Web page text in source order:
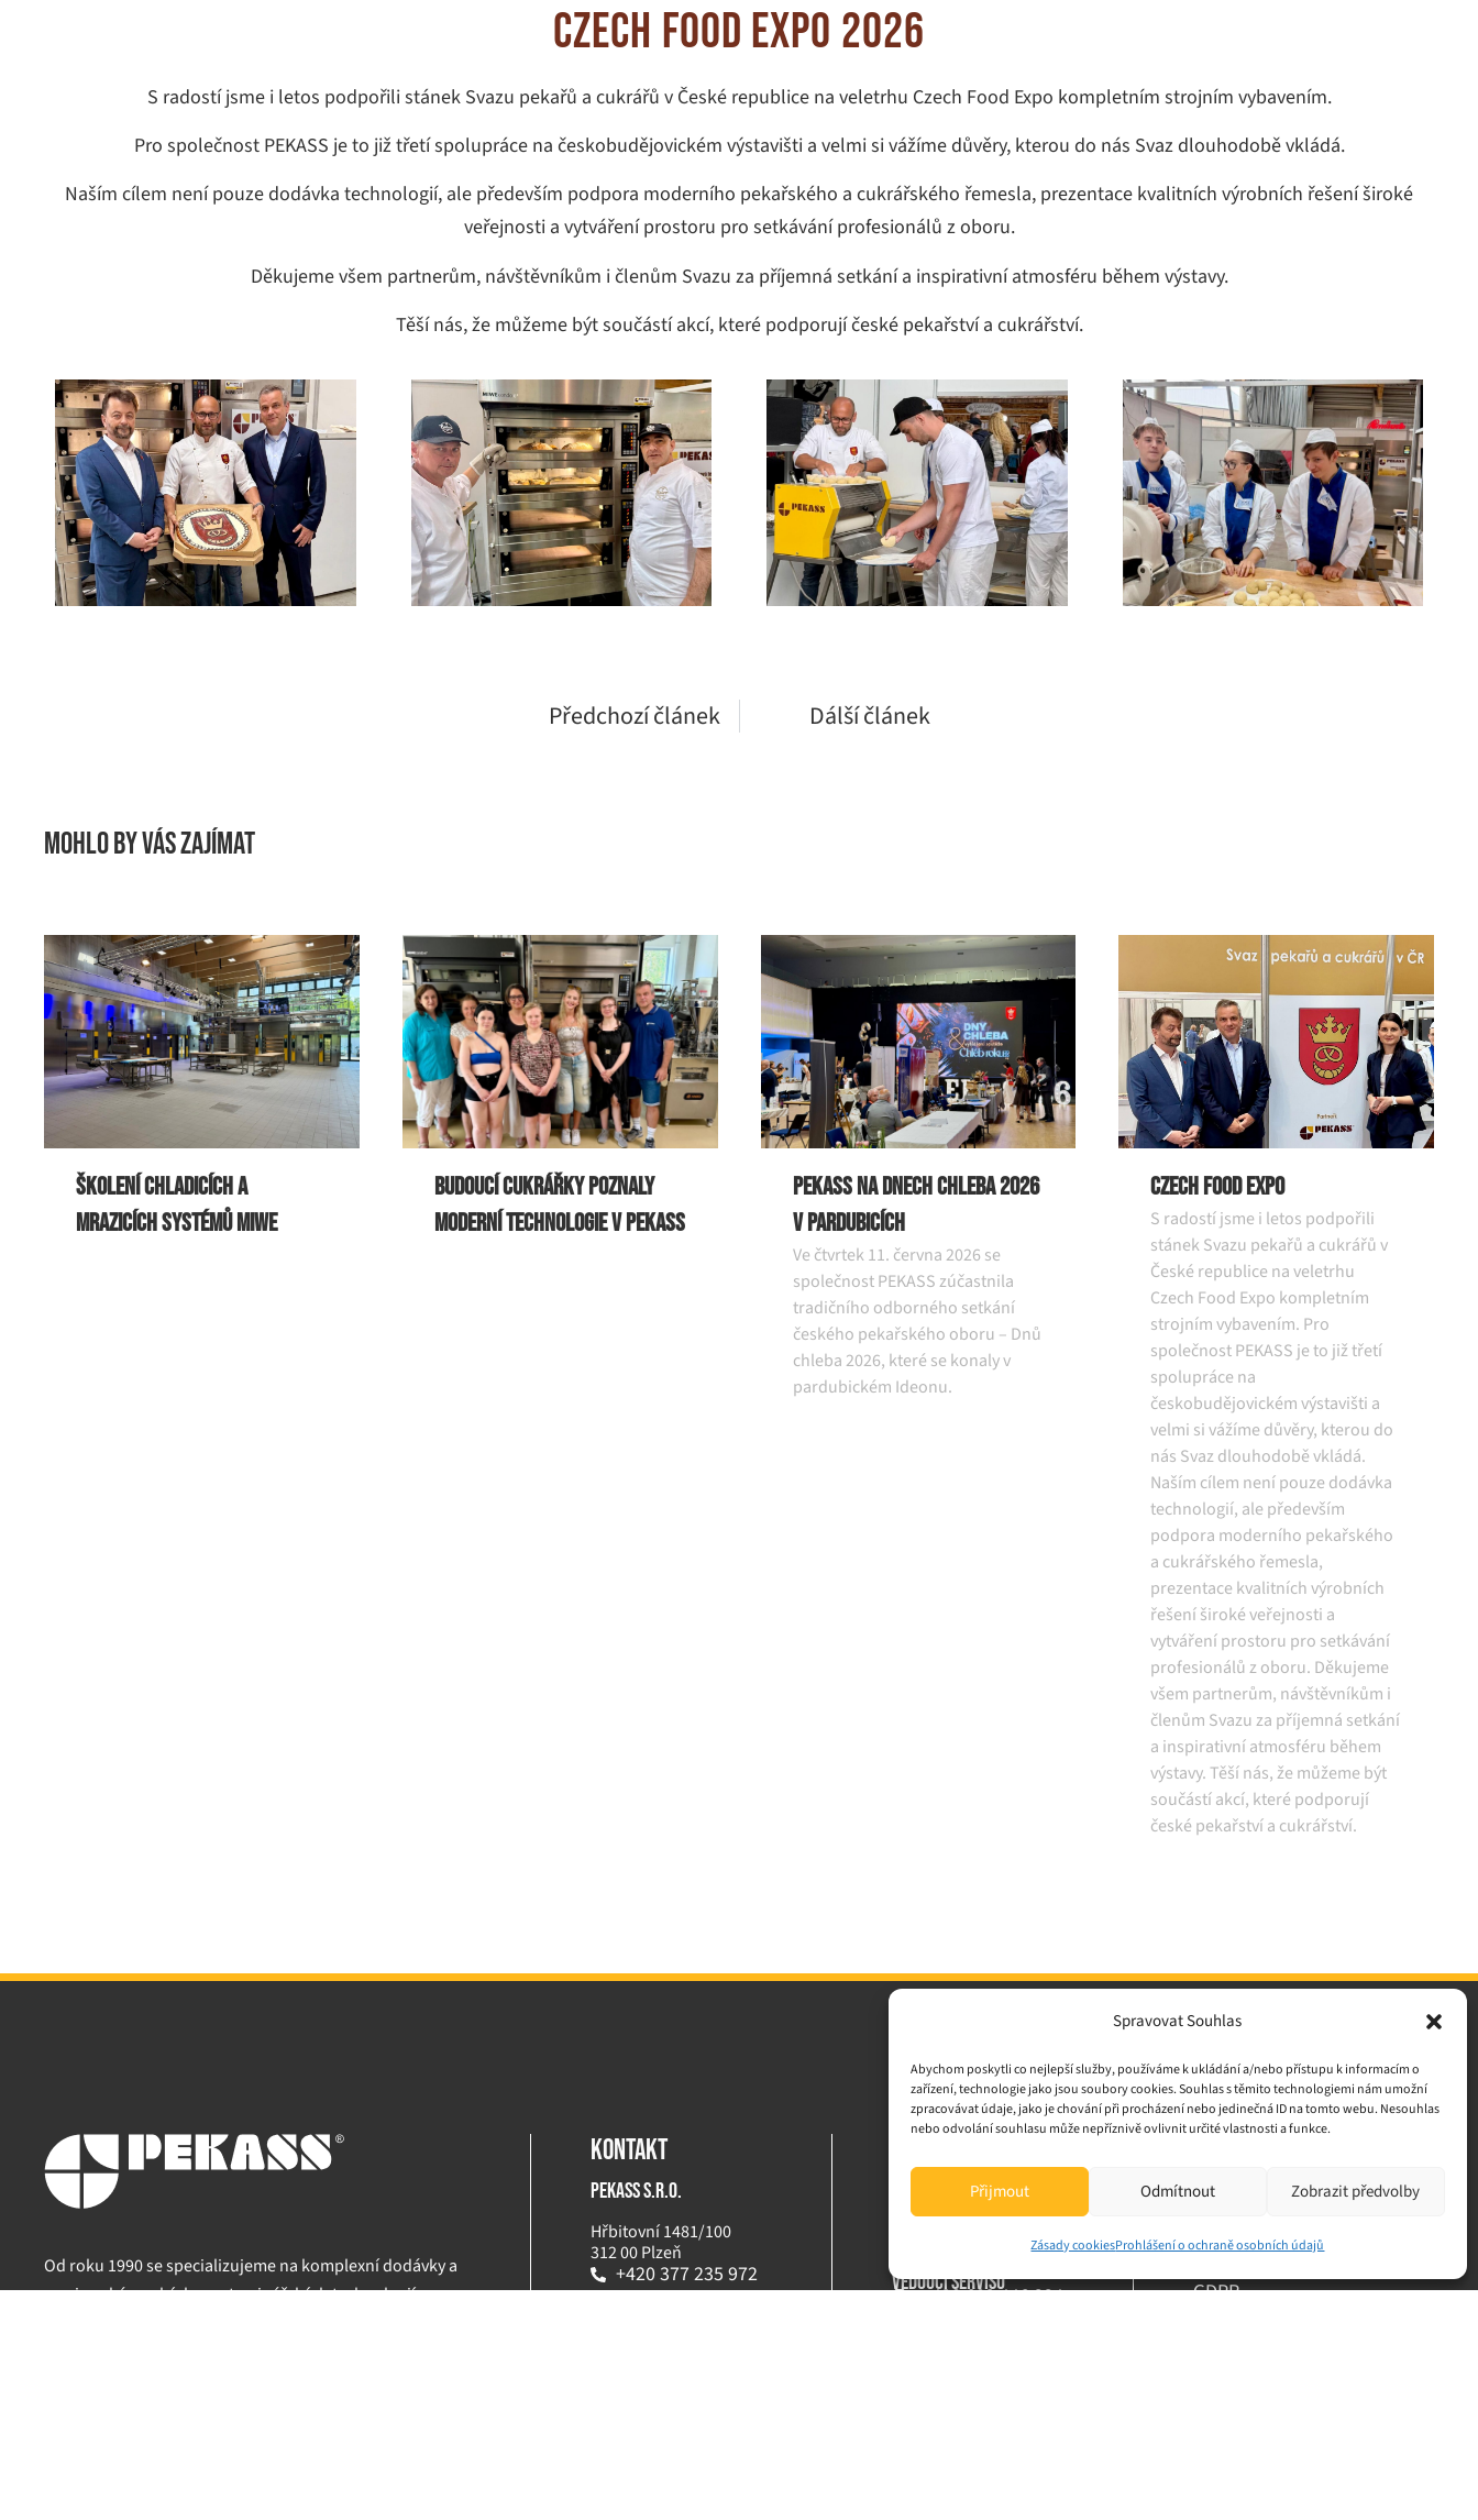
Spravovat Souhlas
Abychom poskytli co nejlepší služby, používáme k ukládání a/nebo přístupu k informacím o
zařízení, technologie jako jsou soubory cookies. Souhlas s těmito technologiemi nám umožní
zpracovávat údaje, jako je chování při procházení nebo jedinečná ID na tomto webu. Nesouhlas
nebo odvolání souhlasu může nepříznivě ovlivnit určité vlastnosti a funkce.
Přijmout Odmítnout Zobrazit předvolby
Zásady cookiesProhlášení o ochraně osobních údajů
CZECH FOOD EXPO 2026
S radostí jsme i letos podpořili stánek Svazu pekařů a cukrářů v České republice na veletrhu Czech Food Expo kompletním strojním vybavením.
Pro společnost PEKASS je to již třetí spolupráce na českobudějovickém výstavišti a velmi si vážíme důvěry, kterou do nás Svaz dlouhodobě vkládá.
Naším cílem není pouze dodávka technologií, ale především podpora moderního pekařského a cukrářského řemesla, prezentace kvalitních výrobních řešení široké
veřejnosti a vytváření prostoru pro setkávání profesionálů z oboru.
Děkujeme všem partnerům, návštěvníkům i členům Svazu za příjemná setkání a inspirativní atmosféru během výstavy.
Těší nás, že můžeme být součástí akcí, které podporují české pekařství a cukrářství.
Předchozí článek Dálší článek
Mohlo by Vás zajímat
Školení chladicích a
mrazicích systémů MIWE
Budoucí cukrářky poznaly
moderní technologie v PEKASS
PEKASS na Dnech chleba 2026
v Pardubicích
Ve čtvrtek 11. června 2026 se
společnost PEKASS zúčastnila
tradičního odborného setkání
českého pekařského oboru – Dnů
chleba 2026, které se konaly v
pardubickém Ideonu.
Czech Food Expo
S radostí jsme i letos podpořili
stánek Svazu pekařů a cukrářů v
České republice na veletrhu
Czech Food Expo kompletním
strojním vybavením. Pro
společnost PEKASS je to již třetí
spolupráce na
českobudějovickém výstavišti a
velmi si vážíme důvěry, kterou do
nás Svaz dlouhodobě vkládá.
Naším cílem není pouze dodávka
technologií, ale především
podpora moderního pekařského
a cukrářského řemesla,
prezentace kvalitních výrobních
řešení široké veřejnosti a
vytváření prostoru pro setkávání
profesionálů z oboru. Děkujeme
všem partnerům, návštěvníkům i
členům Svazu za příjemná setkání
a inspirativní atmosféru během
výstavy. Těší nás, že můžeme být
součástí akcí, které podporují
české pekařství a cukrářství.
Od roku 1990 se specializujeme na komplexní dodávky a
servis pekárenských a potravinářských technologií.
Kontakt
PEKASS s.r.o.
Hřbitovní 1481/100
312 00 Plzeň
+420 377 235 972
+420 602 111 128
servis@pekass.cz
vedoucí servisu
+ 420 602 446 334
Všeobecné obchodní
Zásady cookies
GDPR